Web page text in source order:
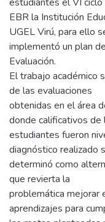
EBR la Institución
UGEL Virú, para ello
implementó un plan
Evaluación.
El trabajo académico
de las evaluaciones
obtenidas en el área
donde calificativos de
estudiantes fueron
diagnóstico realizado
determinó como
que revierta la
problemática mejorar
aprendizajes para